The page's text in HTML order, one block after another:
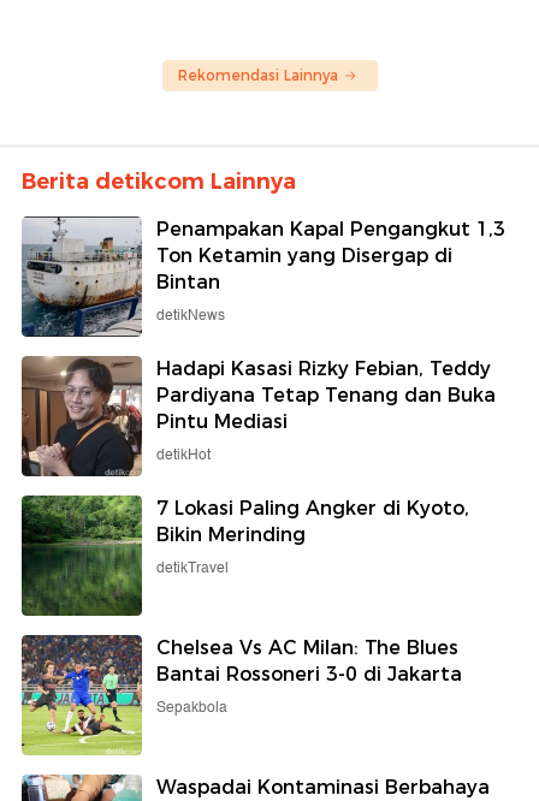
Rekomendasi Lainnya
Berita detikcom Lainnya
Penampakan Kapal Pengangkut 1,3
Ton Ketamin yang Disergap di
Bintan
detikNews
Hadapi Kasasi Rizky Febian, Teddy
Pardiyana Tetap Tenang dan Buka
Pintu Mediasi
detikHot
7 Lokasi Paling Angker di Kyoto,
Bikin Merinding
detikTravel
Chelsea Vs AC Milan: The Blues
Bantai Rossoneri 3-0 di Jakarta
Sepakbola
Waspadai Kontaminasi Berbahaya